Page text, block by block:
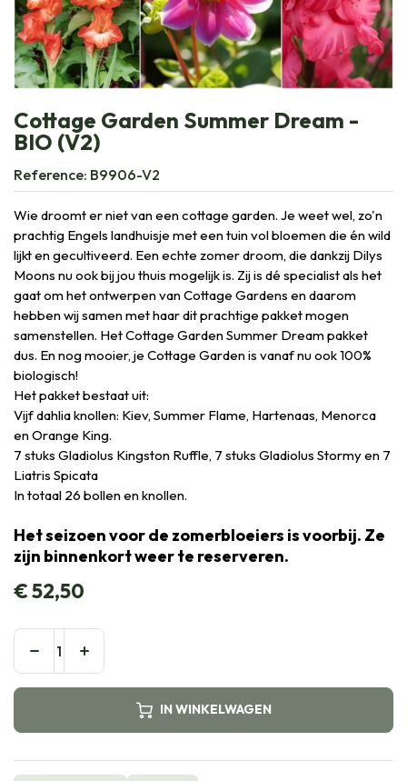
Cottage Garden Summer Dream -
BIO (V2)
Reference: B9906-V2
Wie droomt er niet van een cottage garden. Je weet wel, zo'n
prachtig Engels landhuisje met een tuin vol bloemen die én wild
lijkt en gecultiveerd. Een echte zomer droom, die dankzij Dilys
Moons nu ook bij jou thuis mogelijk is. Zij is dé specialist als het
gaat om het ontwerpen van Cottage Gardens en daarom
hebben wij samen met haar dit prachtige pakket mogen
samenstellen. Het Cottage Garden Summer Dream pakket
dus. En nog mooier, je Cottage Garden is vanaf nu ook 100%
biologisch!
Het pakket bestaat uit:
Vijf dahlia knollen: Kiev, Summer Flame, Hartenaas, Menorca
en Orange King.
7 stuks Gladiolus Kingston Ruffle, 7 stuks Gladiolus Stormy en 7
Liatris Spicata
In totaal 26 bollen en knollen.
Het seizoen voor de zomerbloeiers is voorbij. Ze
zijn binnenkort weer te reserveren.
€52,50
IN WINKELWAGEN